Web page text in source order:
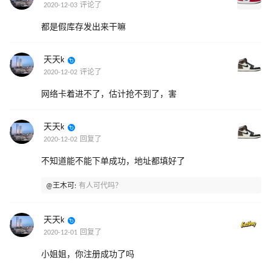
2020-12-03 评论了
都是假库存发出来干嘛
天天k
2020-12-02 评论了
网络卡着进不了，估计抢不到了，害
天天k
2020-12-02 回复了
不知道能不能下单成功，地址都填好了
@王木可: 有人可代吗？
天天k
2020-12-01 回复了
小姐姐，你注册成功了吗